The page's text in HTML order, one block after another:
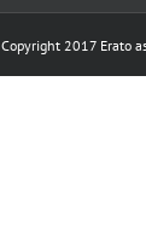
Copyright 2017 Erato